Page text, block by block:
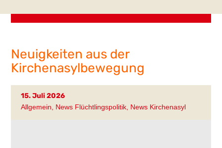
Neuigkeiten aus der
Kirchenasylbewegung
15. Juli 2026
Allgemein News Flüchtlingspolitik News Kirchenasyl